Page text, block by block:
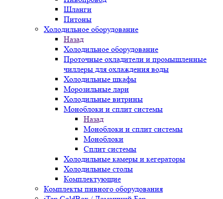
Шланги
Питоны
Холодильное оборудование
Назад
Холодильное оборудование
Проточные охладители и промышленные
чиллеры для охлаждения воды
Холодильные шкафы
Морозильные лари
Холодильные витрины
Моноблоки и сплит системы
Назад
Моноблоки и сплит системы
Моноблоки
Сплит системы
Холодильные камеры и кегераторы
Холодильные столы
Комплектующие
Комплекты пивного оборудования